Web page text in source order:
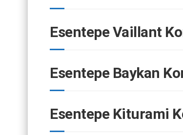
Esentepe Vaillant
Esentepe Baykan
Esentepe Kiturami